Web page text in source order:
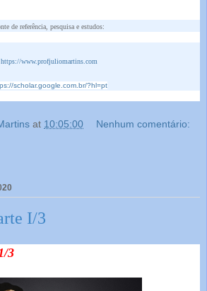
de referência, pesquisa e estudos:
https://www.profjuliomartins.com
scholar.google.com.br/?hl=pt
at 10:05:00 Nenhum comentário:
I/3
3